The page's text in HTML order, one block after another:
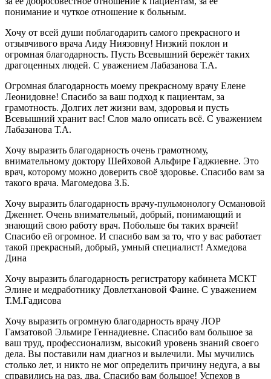
понимание и чуткое отношение к больным.
Хочу от всей души поблагодарить самого прекрасного и
отзывчивого врача Аиду Ниязовну! Низкий поклон и
огромная благодарность. Пусть Всевышний бережёт таких
драгоценных людей. С уважением Лабазанова Т.А.
Огромная благодарность моему прекрасному врачу Елене
Леонидовне! Спасибо за ваш подход к пациентам, за
грамотность. Долгих лет жизни вам, здоровья и пусть
Всевышний хранит вас! Слов мало описать всё. С уважением
Лабазанова Т.А.
Хочу выразить благодарность очень грамотному,
внимательному доктору Шейховой Альфире Гаджиевне. Это
врач, которому можно доверить своё здоровье. Спасибо вам за
такого врача. Магомедова З.Б.
Хочу выразить благодарность врачу-пульмонологу Османовой
Дженнет. Очень внимательный, добрый, понимающий и
знающий свою работу врач. Побольше бы таких врачей!
Спасибо ей огромное. И спасибо вам за то, что у вас работает
такой прекрасный, добрый, умный специалист! Ахмедова
Дина
Хочу выразить благодарность регистратору кабинета МСКТ
Элине и медработнику Довлетхановой Фаине. С уважением
Т.М.Гадисова
Хочу выразить огромную благодарность врачу ЛОР
Гамзатовой Эльмире Геннадиевне. Спасибо вам большое за
ваш труд, профессионализм, высокий уровень знаний своего
дела. Вы поставили нам диагноз и вылечили. Мы мучились
столько лет, и никто не мог определить причину недуга, а вы
справились на раз, два. Спасибо вам большое! Успехов в